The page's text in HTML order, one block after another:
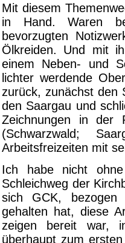
Mit diesem
in Hand. Waren
bevorzugten
Ölkreiden. Und mit
einem Neben- und
lichter werdende
zurück, zunächst den
den Saargau und
Zeichnungen in der
(Schwarzwald;
Arbeitsfreizeiten mit
Ich habe nicht
Schleichweg der
sich GCK, bezogen
gehalten hat, diese
zeigen bereit war,
überhaupt zum